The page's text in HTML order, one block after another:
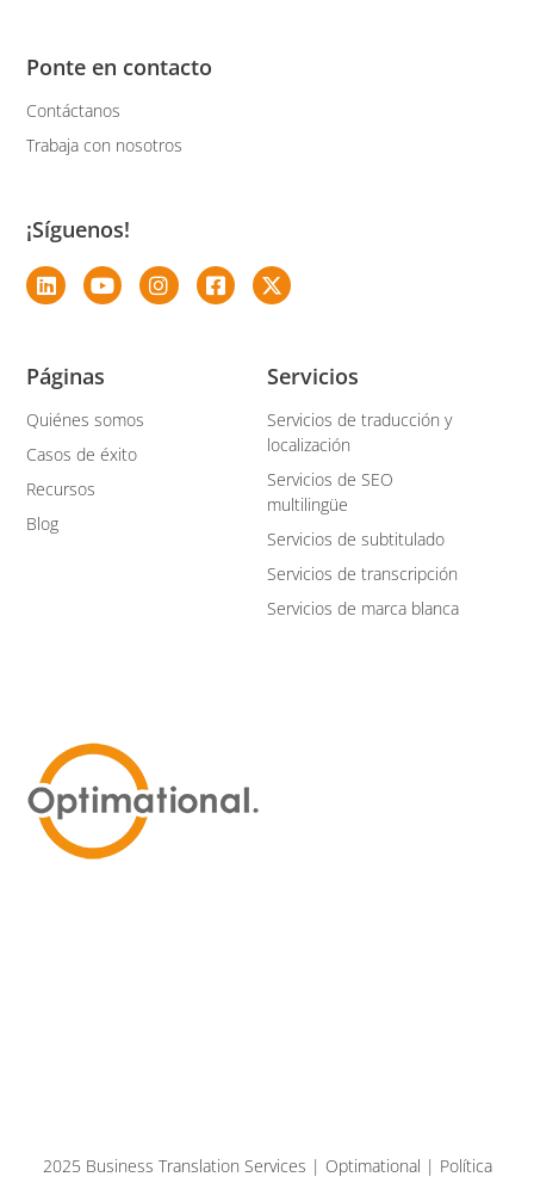
Servicios
Servicios de traducción y
localización
Servicios de SEO
multilingüe
Servicios de subtitulado
Servicios de transcripción
Servicios de marca blanca
Páginas
Quiénes somos
Casos de éxito
Recursos
Blog
Ponte en contacto
Contáctanos
Trabaja con nosotros
¡Síguenos!
2025 Business Translation Services | Optimational | Política